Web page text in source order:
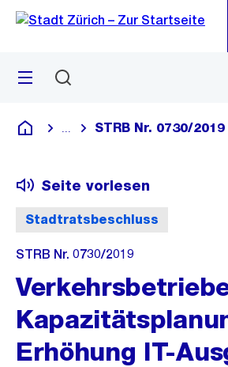
Navigation
Sprunglink
Menü
Deutsch
Blende alle Breadcrumbs ein
STRB Nr. 0730/2019
Stadtratsbeschluss
Seite vorlesen
STRB Nr. 0730/2019
Erhöhung IT-